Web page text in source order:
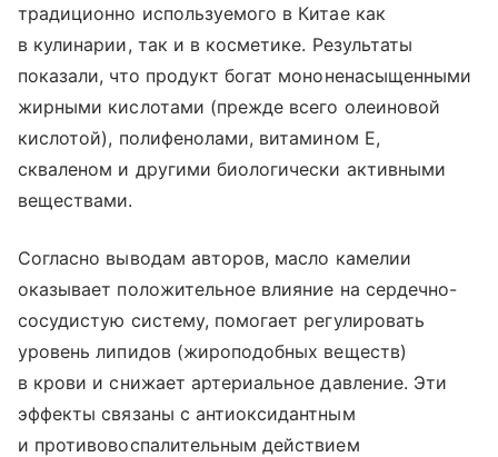
традиционно используемого в Китае как
в кулинарии, так и в косметике. Результаты
показали, что продукт богат мононенасыщенными
жирными кислотами (прежде всего олеиновой
кислотой), полифенолами, витамином Е,
скваленом и другими биологически активными
веществами.
Согласно выводам авторов, масло камелии
оказывает положительное влияние на сердечно-
сосудистую систему, помогает регулировать
уровень липидов (жироподобных веществ)
в крови и снижает артериальное давление. Эти
эффекты связаны с антиоксидантным
и противовоспалительным действием